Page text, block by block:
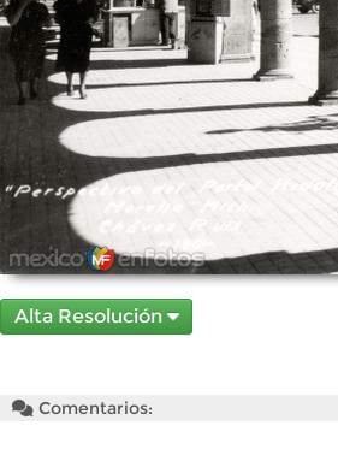
Alta Resolución
Comentarios: